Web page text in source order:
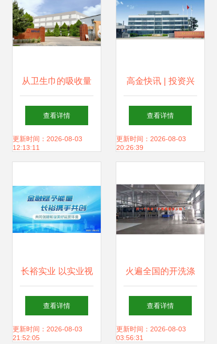
从卫生巾的吸收量
设计到实业投资的
商业逻辑
查看详情
更新时间：2026-08-03
12:13:11
高金快讯 | 投资兴
办实业，高金协办
2020年四川火锅协
查看详情
更新时间：2026-08-03
20:26:39
长裕实业 以实业视
角重塑投资逻辑，
以投资赋能实业发
查看详情
更新时间：2026-08-03
21:52:05
火遍全国的开洗涤
厂 开一家洗涤厂大
概要投资多少钱
查看详情
更新时间：2026-08-03
03:56:31